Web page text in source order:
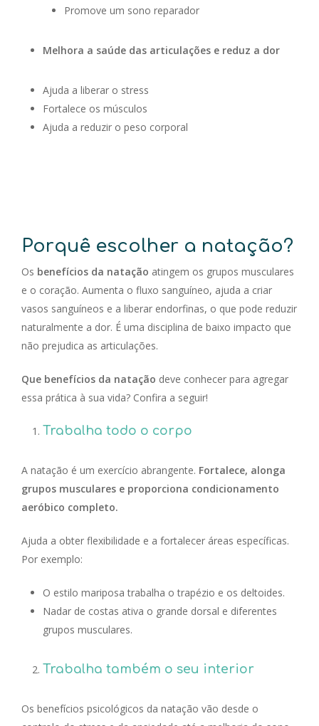
Promove um sono reparador
Melhora a saúde das articulações e reduz a dor
Ajuda a liberar o stress
Fortalece os músculos
Ajuda a reduzir o peso corporal
Porquê escolher a natação?
Os benefícios da natação atingem os grupos musculares
e o coração. Aumenta o fluxo sanguíneo, ajuda a criar
vasos sanguíneos e a liberar endorfinas, o que pode reduzir
naturalmente a dor. É uma disciplina de baixo impacto que
não prejudica as articulações.
Que benefícios da natação deve conhecer para agregar
essa prática à sua vida? Confira a seguir!
Trabalha todo o corpo
A natação é um exercício abrangente. Fortalece, alonga
grupos musculares e proporciona condicionamento
aeróbico completo.
Ajuda a obter flexibilidade e a fortalecer áreas específicas.
Por exemplo:
O estilo mariposa trabalha o trapézio e os deltoides.
Nadar de costas ativa o grande dorsal e diferentes
grupos musculares.
Trabalha também o seu interior
Os benefícios psicológicos da natação vão desde o